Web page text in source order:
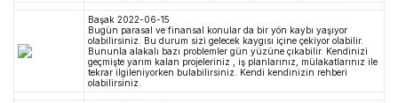
Başak 2022-06-15
Bugün parasal ve finansal konular da bir yön kaybı yaşıyor
olabilirsiniz. Bu durum sizi gelecek kaygısı içine çekiyor olabilir.
Bununla alakalı bazı problemler gün yüzüne çıkabilir. Kendinizi
geçmişte yarım kalan projeleriniz , iş planlarınız, mülakatlarınız ile
tekrar ilgileniyorken bulabilirsiniz. Kendi kendinizin rehberi
olabilirsiniz.